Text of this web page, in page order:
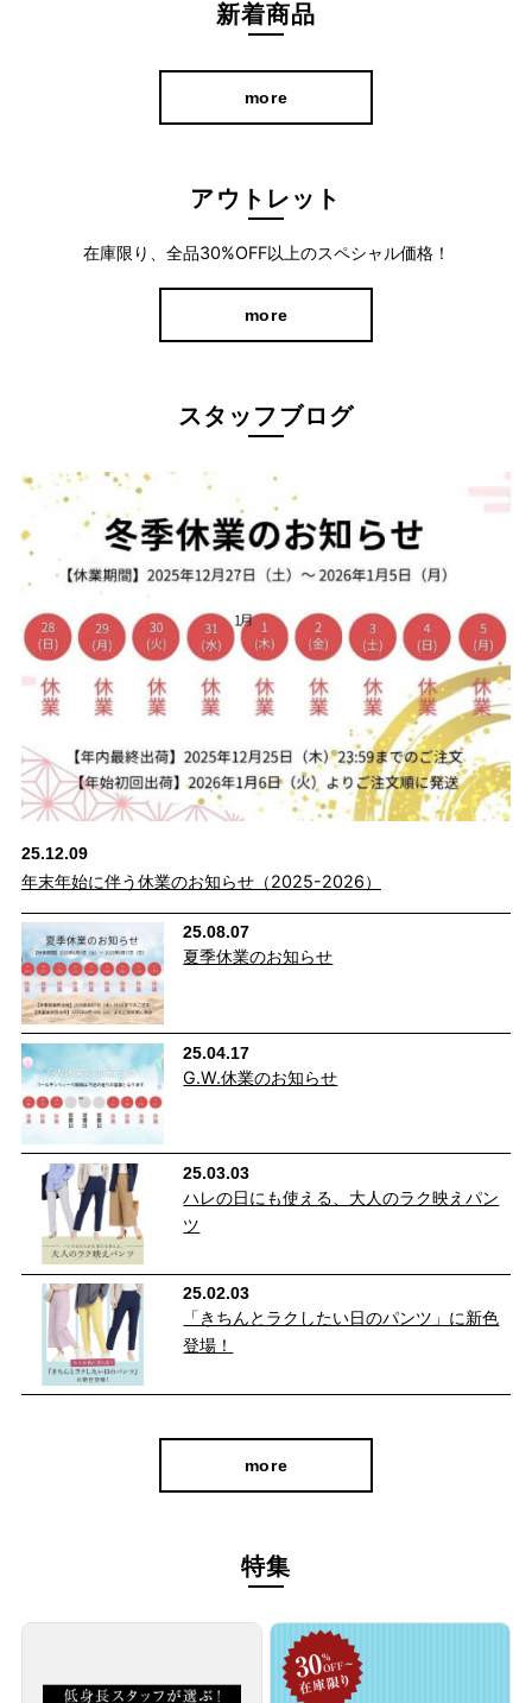
感”は欲しいもの。
きれいめな印象に仕上がります。
シンプルなデザインで、さまざまなシーンで活躍すること間違い
なしです。
ウエスト総ゴム＆バックギャザーで更に楽ラ
ク
新着商品
more
アウトレット
在庫限り、全品30%OFF以上のスペシャル価格！
more
スタッフブログ
25.12.09
年末年始に伴う休業のお知らせ（2025-2026）
25.08.07
夏季休業のお知らせ
25.04.17
G.W.休業のお知らせ
25.03.03
ハレの日にも使える、大人のラク映えパン
ツ
25.02.03
「きちんとラクしたい日のパンツ」に新色
登場！
more
特集